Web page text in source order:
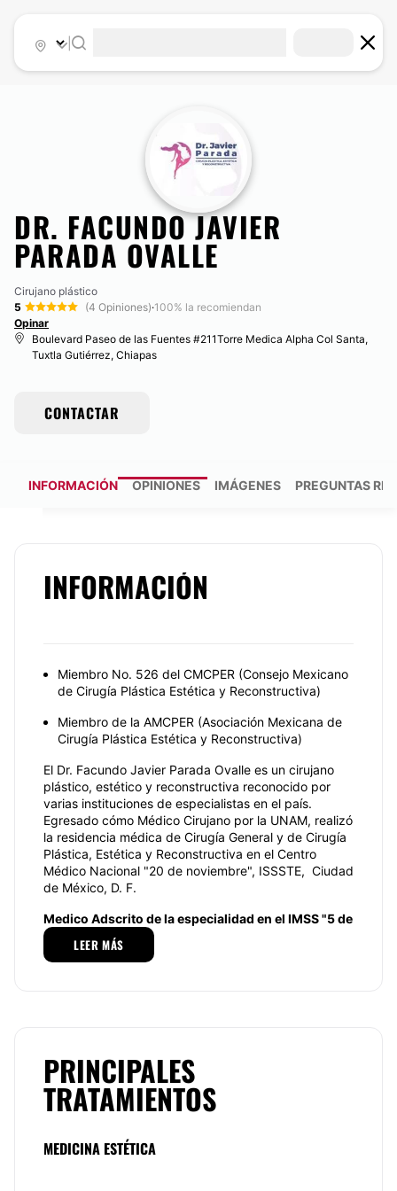
DR. FACUNDO JAVIER
PARADA OVALLE
Cirujano plástico
5
(4 Opiniones)·100% la recomiendan
Opinar
Boulevard Paseo de las Fuentes #211Torre Medica Alpha Col Santa,
Tuxtla Gutiérrez, Chiapas
CONTACTAR
INFORMACIÓN OPINIONES IMÁGENES PREGUNTAS
INFORMACIÓN
Miembro No. 526 del CMCPER (Consejo Mexicano
de Cirugía Plástica Estética y Reconstructiva)
Miembro de la AMCPER (Asociación Mexicana de
Cirugía Plástica Estética y Reconstructiva)
El Dr. Facundo Javier Parada Ovalle es un cirujano
plástico, estético y reconstructiva reconocido por
varias instituciones de especialistas en el país.
Egresado cómo Médico Cirujano por la UNAM, realizó
la residencia médica de Cirugía General y de Cirugía
Plástica, Estética y Reconstructiva en el Centro
Médico Nacional "20 de noviembre", ISSSTE, Ciudad
de México, D. F.
Medico Adscrito de la especialidad en el IMSS "5 de
Mayo"
Medico Adscrito de la especialidad del ISSSTE
Miembro de la Asociación Mexicana de Cirugía
Plástica Miembro del Consejo de Cirugía Plástica
Miembro de la FILACP(Federación
Miembro de la ASPS
LEER MÁS
PRINCIPALES
TRATAMIENTOS
MEDICINA ESTÉTICA